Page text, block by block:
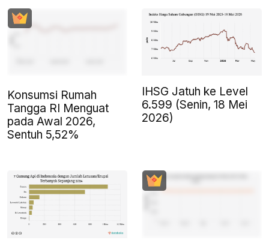
Konsumsi Rumah
Tangga RI Menguat
pada Awal 2026,
Sentuh 5,52%
IHSG Jatuh ke Level
6.599 (Senin, 18 Mei
2026)